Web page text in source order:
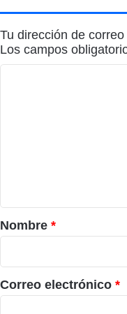
Tu dirección de
Los campos
r
i
o
*
Nombre *
Correo electrónico *